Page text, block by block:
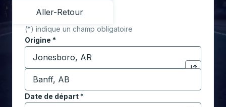
Aller-Retour
(*) indique un champ obligatoire
Origine *
Commencez à saisir la ville d'origine pour ouvrir
Cliquez
Destination *
Commencez à saisir la ville de destination pour
Date de départ*
Tapez la date au format date Barre oblique du mois à